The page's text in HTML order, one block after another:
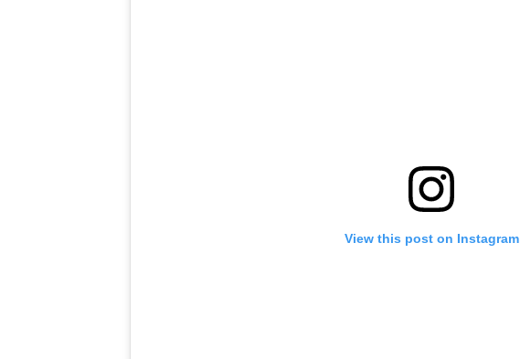
View this post on Instagram